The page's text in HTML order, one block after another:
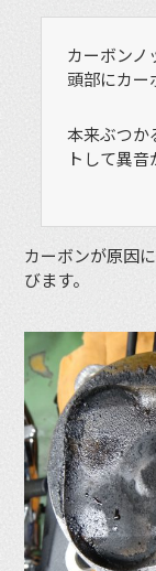
カーボンノ
頭部にカ
本来ぶつか
トして異音
カーボンが原因
びます。